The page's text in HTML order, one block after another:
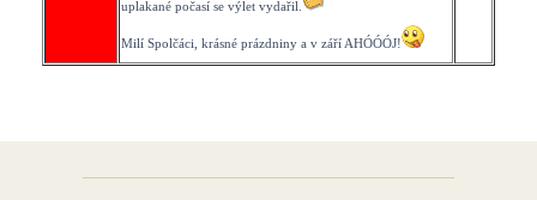
uplakané počasí se výlet vydařil.
Milí Spolčáci, krásné prázdniny a v září AHÓÓÓJ!